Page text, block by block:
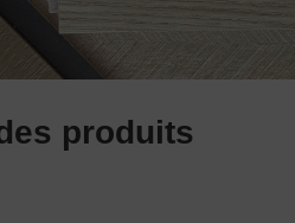
produits